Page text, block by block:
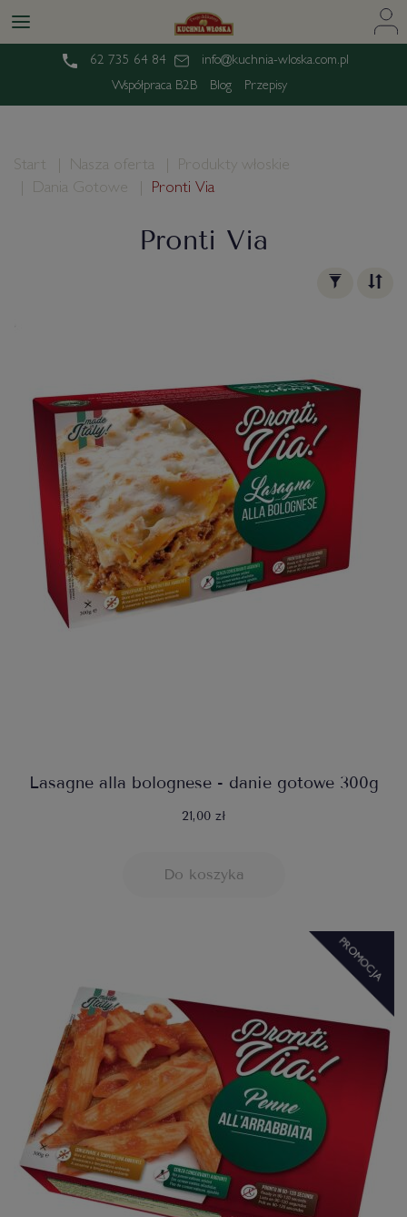
62 735 64 84
info@kuchnia-wloska.com.pl
Współpraca B2B
Blog Przepisy
Start Nasza oferta
Produkty włoskie
Dania Gotowe
Pronti Via
Pronti Via
Lasagne alla bolognese - danie gotowe 300g
21,00 zł
Do koszyka